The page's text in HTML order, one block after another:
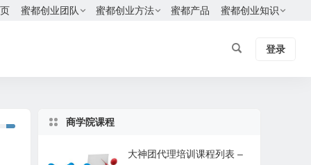
蜜都创业团队 蜜都创业方法 蜜都产品 蜜都创业知识
登录
商学院课程
大神团代理培训课程列表 –